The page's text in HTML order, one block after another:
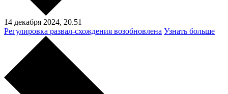
14 декабря 2024, 20.51
Регулировка развал-схождения возобновлена Узнать больше